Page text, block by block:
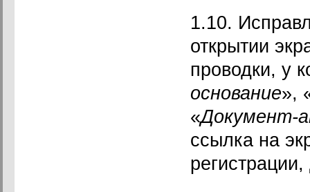
1.10.
открытии
проводки, у
основание»,
«Документ-
ссылка на